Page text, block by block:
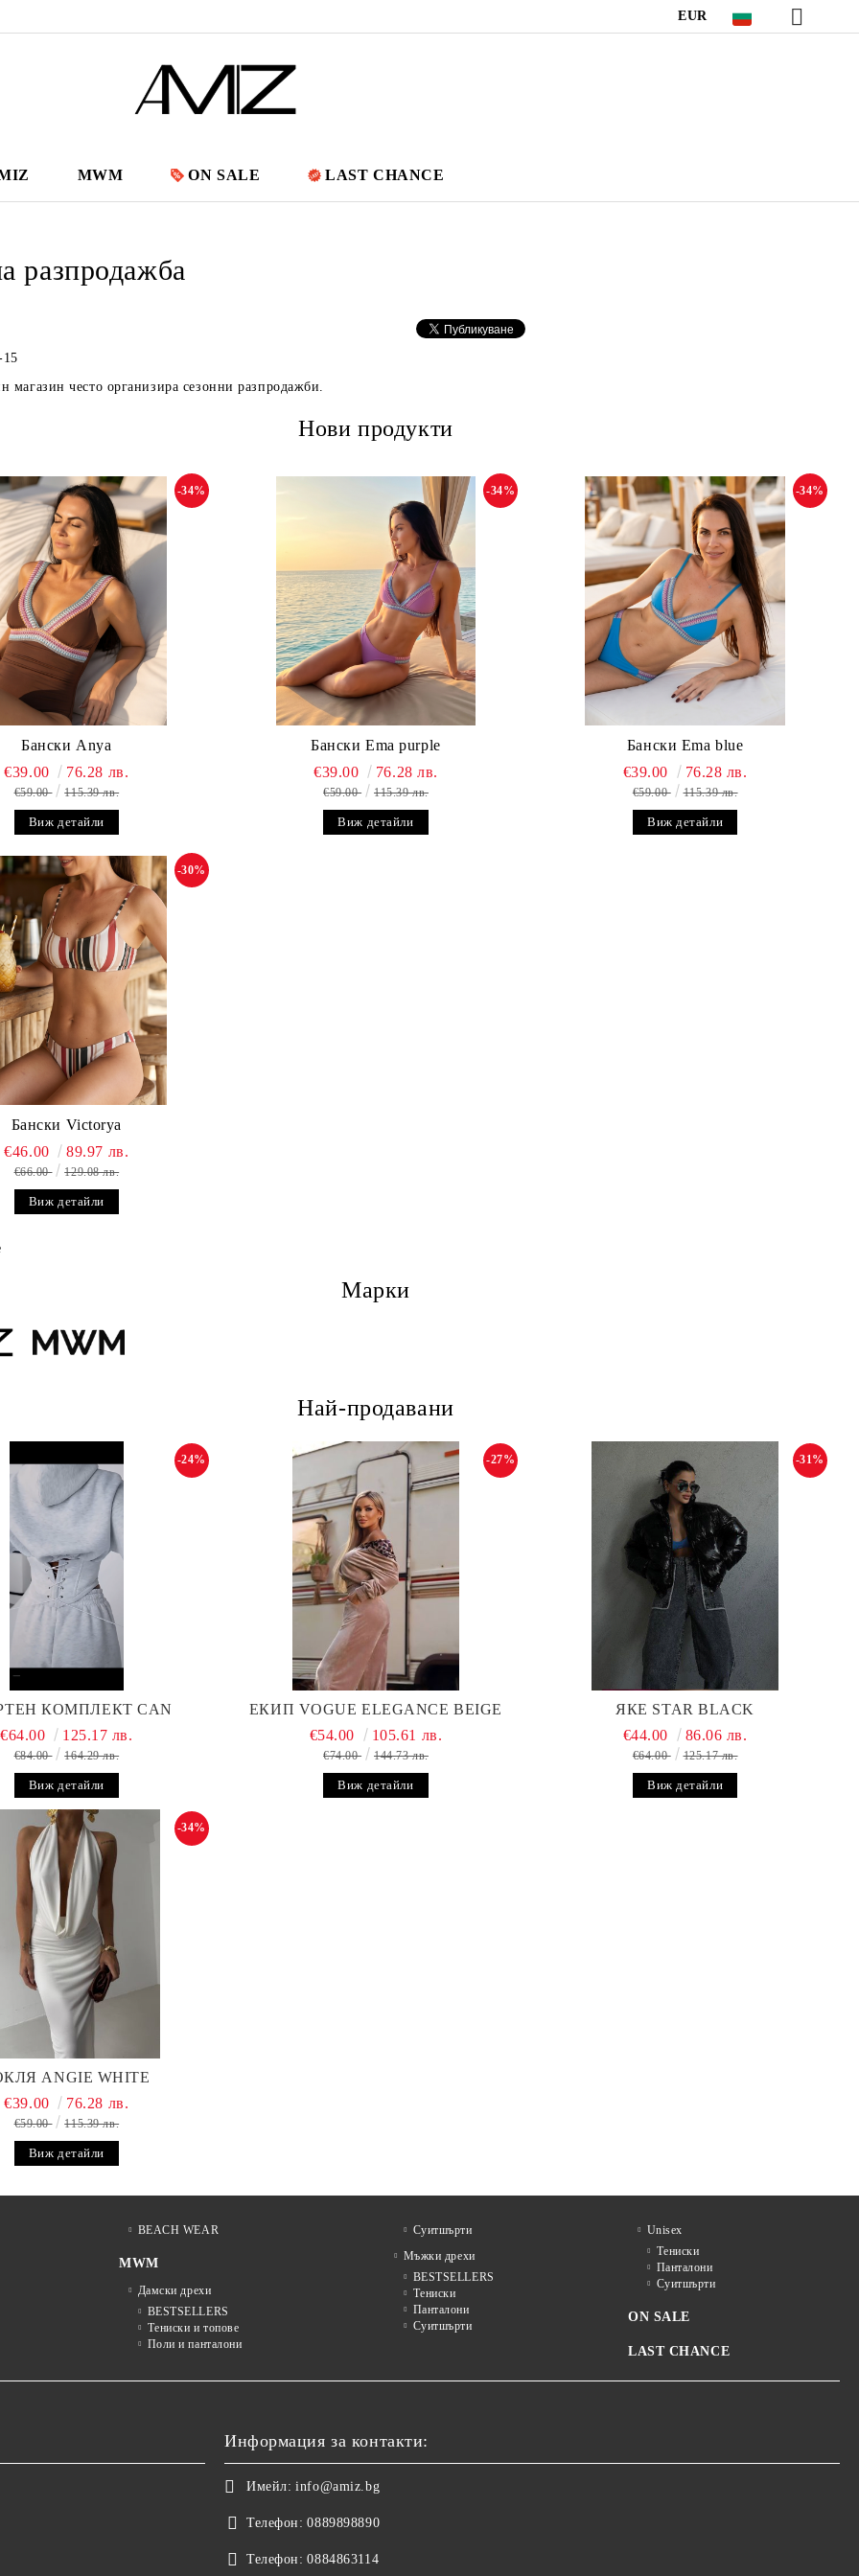
EUR
MWM ON SALE LAST CHANCE
разпродажба
15
магазин често организира сезонни разпродажби.
Нови продукти
Бански Anya
-34%
€39.00 76.28 лв.
€59.00 115.39 лв.
Виж детайли
Бански Ema purple
-34%
€39.00 76.28 лв.
€59.00 115.39 лв.
Виж детайли
Бански Ema blue
-34%
€39.00 76.28 лв.
€59.00 115.39 лв.
Виж детайли
Бански Victorya
-30%
€46.00 89.97 лв.
€66.00 129.08 лв.
Виж детайли
Марки
Най-продавани
КОМПЛЕКТ CAN
-24%
€64.00 125.17 лв.
€84.00 164.29 лв.
Виж детайли
ЕКИП VOGUE ELEGANCE BEIGE
-27%
€54.00 105.61 лв.
€74.00 144.73 лв.
Виж детайли
ЯКЕ STAR BLACK
-31%
€44.00 86.06 лв.
€64.00 125.17 лв.
Виж детайли
ANGIE WHITE
-34%
€39.00 76.28 лв.
€59.00 115.39 лв.
Виж детайли
BEACH WEAR
MWM
Дамски дрехи
BESTSELLERS
Тениски и топове
Поли и панталони
Суитшърти
Мъжки дрехи
BESTSELLERS
Тениски
Панталони
Суитшърти
Unisex
Тениски
Панталони
Суитшърти
ON SALE
LAST CHANCE
Информация за контакти:
Имейл: info@amiz.bg
Телефон: 0889898890
Телефон: 0884863114